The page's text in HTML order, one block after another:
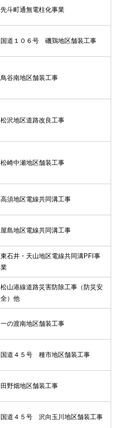
先斗町通無電柱化事業
国道１０６号 磯鶏地区舗装工事
鳥谷南地区舗装工事
松沢地区道路改良工事
松崎中瀬地区舗装工事
高須地区電線共同溝工事
屋島地区電線共同溝工事
東石井・天山地区電線共同溝PFI事
業
松山港線道路災害防除工事（防災安
全）他
一の渡南地区舗装工事
国道４５号 種市地区舗装工事
田野畑地区舗装工事
国道４５号 沢向玉川地区舗装工事